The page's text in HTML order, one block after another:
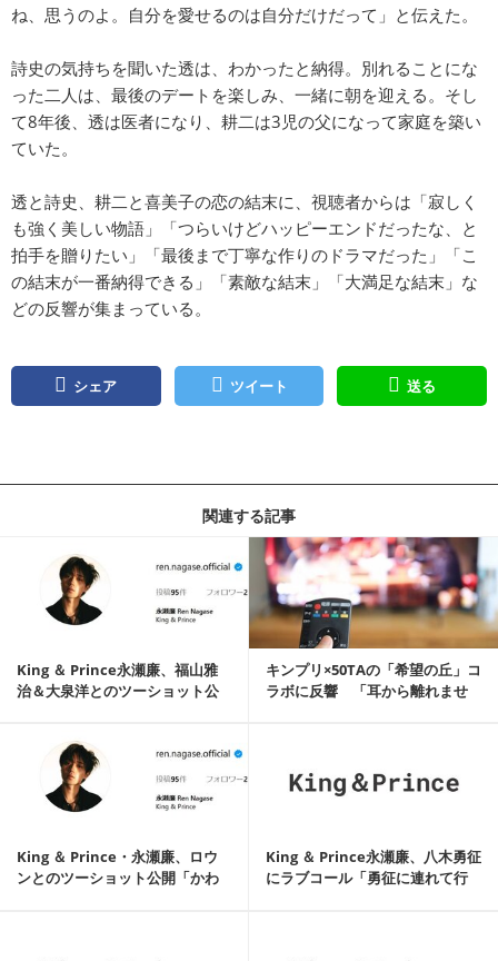
ね、思うのよ。自分を愛せるのは自分だけだって」と伝えた。
詩史の気持ちを聞いた透は、わかったと納得。別れることにな
った二人は、最後のデートを楽しみ、一緒に朝を迎える。そし
て8年後、透は医者になり、耕二は3児の父になって家庭を築い
ていた。
透と詩史、耕二と喜美子の恋の結末に、視聴者からは「寂しく
も強く美しい物語」「つらいけどハッピーエンドだったな、と
拍手を贈りたい」「最後まで丁寧な作りのドラマだった」「こ
の結末が一番納得できる」「素敵な結末」「大満足な結末」な
どの反響が集まっている。
シェア ツイート 送る
関連する記事
King ＆ Prince永瀬廉、福山雅
治＆大泉洋とのツーショット公
キンプリ×50TAの「希望の丘」コ
ラボに反響 「耳から離れませ
King ＆ Prince・永瀬廉、ロウ
ンとのツーショット公開「かわ
King ＆ Prince永瀬廉、八木勇征
にラブコール「勇征に連れて行